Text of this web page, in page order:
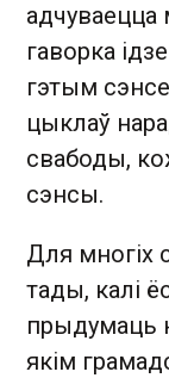
адчуваецца
гаворка
гэтым
цыклаў
свабоды,
сэнсы.
Для многіх
тады, калі
прыдумаць
якім